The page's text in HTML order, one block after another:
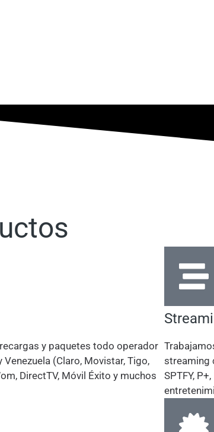
y paquetes todo operador
Venezuela (Claro, Movistar, Tigo,
DirectTV, Móvil Éxito y muchos
streaming
SPTFY,